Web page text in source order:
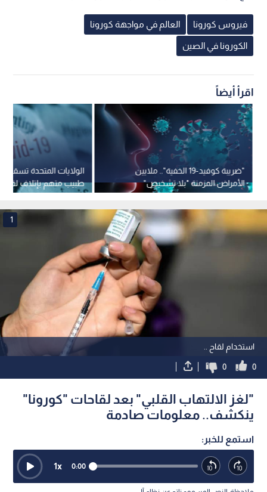
فيروس كورونا العالم في مواجهة كورونا
الكورونا في الصين
اقرأ أيضاً
الولايات المتحدة تسقط
طبيب متهم بإتلاف
وإصدار شهادات مزورة
"ضريبة كوفيد-19 الخفية".. ملايين
الأمراض المزمنة "بلا تشخيص"
والخطر يتزايد
استخدام لقاح ..
1
0
0
"لغز الالتهاب القلبي" بعد لقاحات "كورونا"
ينكشف.. معلومات صادمة
استمع للخبر:
0:00
1x